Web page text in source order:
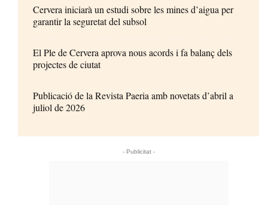
Cervera iniciarà un estudi sobre les mines d’aigua per
garantir la seguretat del subsol
El Ple de Cervera aprova nous acords i fa balanç dels
projectes de ciutat
Publicació de la Revista Paeria amb novetats d’abril a
juliol de 2026
- Publicitat -